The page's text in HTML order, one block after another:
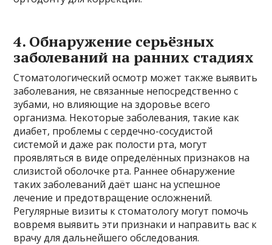
4. Обнаружение серьёзных
заболеваний на ранних стадиях
Стоматологический осмотр может также выявить
заболевания, не связанные непосредственно с
зубами, но влияющие на здоровье всего
организма. Некоторые заболевания, такие как
диабет, проблемы с сердечно-сосудистой
системой и даже рак полости рта, могут
проявляться в виде определённых признаков на
слизистой оболочке рта. Раннее обнаружение
таких заболеваний даёт шанс на успешное
лечение и предотвращение осложнений.
Регулярные визиты к стоматологу могут помочь
вовремя выявить эти признаки и направить вас к
врачу для дальнейшего обследования.